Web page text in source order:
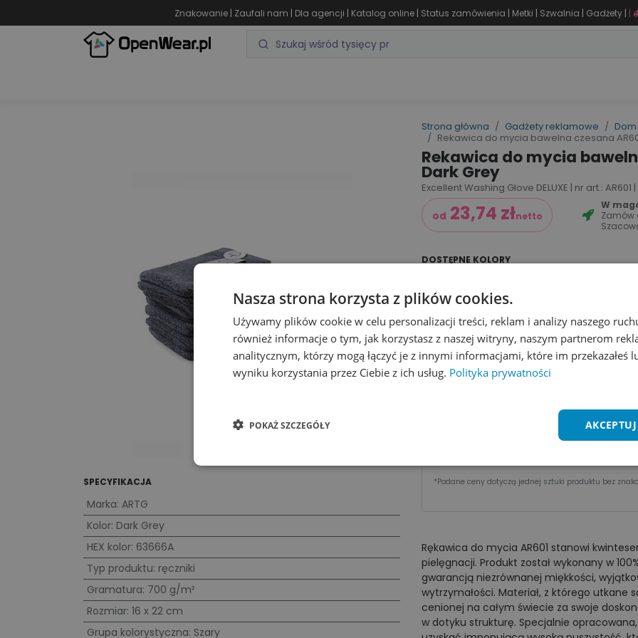
Znakowanie | Zaufali nam | Dla agencji | Katalog online | Status zamówienia | Metki | Szwalnia | Gadżety | |
Strona główna Gadżety reklamowe
Rekawica do mycia bawelna czesana
Rekawica do mycia
Dark Grey
Excellent Washing Glove DELUXE | nr art.:
SPECYFIKACJA
Marka: ARTG
Kolor: Dark Grey
HEX kolor: 63666A
Typ produktu: ręczniki
Gramatura: 700 g/m²
Rozmiar: 16 x 22 cm
Grupa kolorystyczna: Szary
od 23,74 złnetto
W
Zamów
DOSTĘPNE KOLORY
Dodaj do koszyka
Zobacz wszystkie kolory Dodaj do
10 - 49 szt.
*Podane ceny dotyczą jednej sztuki produktu bez
Rękawica do mycia AR601 stanowi
pielęgnacji. Produkt został wykonany w
gwarancją niezrównanej miękkości,
wytrzymałości. Materiał, z którego utkane
cenionej na całym świecie za swoje
w dotyku strukturę. Specjalnie
Nasza strona korzysta z plików cookies.
Używamy plików cookie w celu personalizacji treści, reklam i analizy naszego
również informacje o tym, jak korzystasz z naszej witryny, naszym partnerom
analitycznym, którzy mogą łączyć je z innymi informacjami, które im przekazałeś
wyniku korzystania przez Ciebie z ich usług. Polityka prywatności
POKAŻ SZCZEGÓŁY